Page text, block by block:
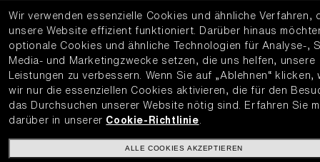
Wir verwenden essenzielle Cookies und ähnliche Verfahren,
unsere Website effizient funktioniert.
Darüber hinaus
optionale Cookies und ähnliche Technologien für Analyse-,
Media- und Marketingzwecke setzen, die uns helfen, unsere
Leistungen zu verbessern.
Wenn Sie auf „Ablehnen“ klicken,
wir nur die essenziellen Cookies aktivieren, die für den
das Durchsuchen unserer Website nötig sind.
Erfahren Sie
darüber in unserer Cookie-Richtlinie
ALLE COOKIES AKZEPTIEREN